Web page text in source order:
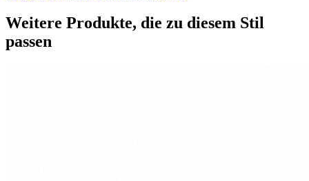
Weitere Produkte, die zu diesem Stil
passen